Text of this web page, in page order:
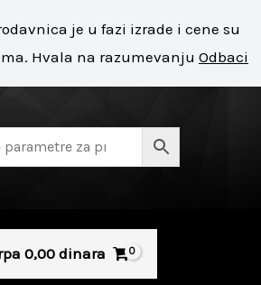
+ 381 11 8127 400
0,00 dinara
je u fazi izrade i cene su
Hvala na razumevanju Odbaci